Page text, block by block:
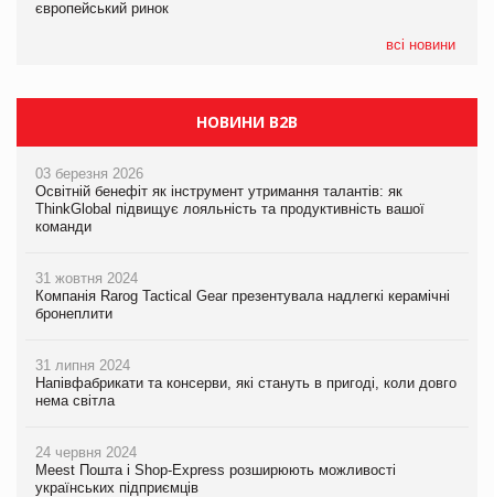
європейський ринок
всі новини
європейський ринок
НОВИНИ B2B
03 березня 2026
Освітній бенефіт як інструмент утримання талантів: як
ThinkGlobal підвищує лояльність та продуктивність вашої
команди
31 жовтня 2024
Компанія Rarog Tactical Gear презентувала надлегкі керамічні
бронеплити
31 липня 2024
Напівфабрикати та консерви, які стануть в пригоді, коли довго
нема світла
24 червня 2024
Meest Пошта і Shop-Express розширюють можливості
українських підприємців